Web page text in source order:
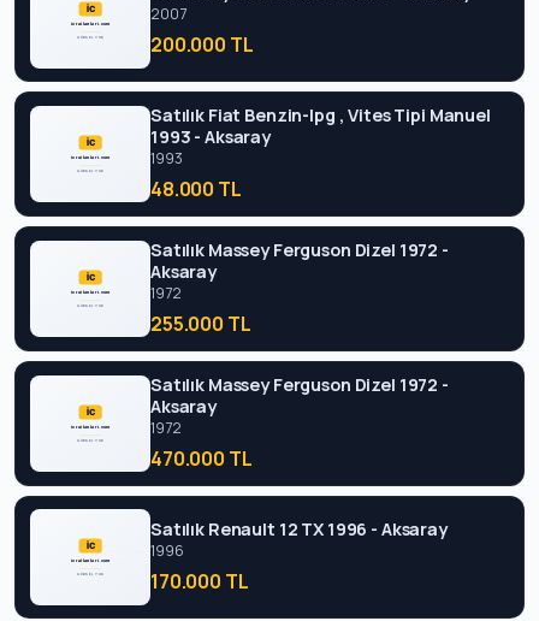
2007
200.000 TL
Satılık Fiat Benzin-lpg , Vites Tipi Manuel
1993 - Aksaray
1993
48.000 TL
Satılık Massey Ferguson Dizel 1972 -
Aksaray
1972
255.000 TL
Satılık Massey Ferguson Dizel 1972 -
Aksaray
1972
470.000 TL
Satılık Renault 12 TX 1996 - Aksaray
1996
170.000 TL